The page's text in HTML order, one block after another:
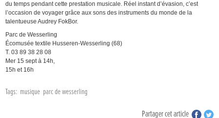
du temps pendant cette prestation musicale. Réel instant d’évasion, c’est
l’occasion de voyager grâce aux sons des instruments du monde de la
talentueuse Audrey FokBor.
Parc de Wesserling
Écomusée textile Husseren-Wesserling (68)
T. 03 89 38 28 08
Mer 15 sept à 14h,
15h et 16h
Tags: musique parc de wesserling
Partager cet article